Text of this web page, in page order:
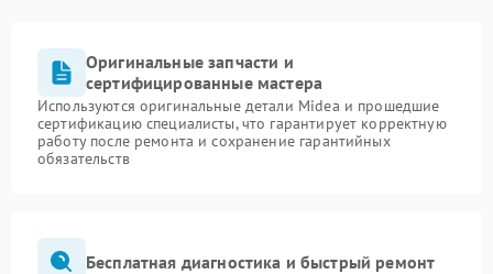
Оригинальные запчасти и
сертифицированные мастера
Используются оригинальные детали Midea и прошедшие
сертификацию специалисты, что гарантирует корректную
работу после ремонта и сохранение гарантийных
обязательств
Бесплатная диагностика и быстрый ремонт